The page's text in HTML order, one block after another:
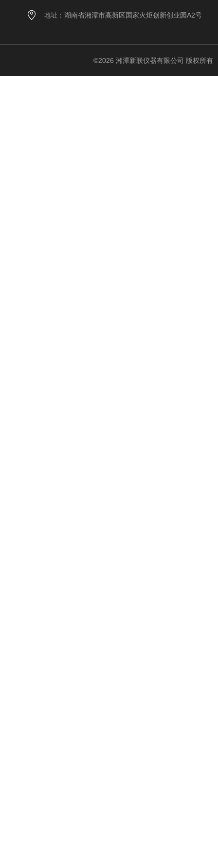
地址：湖南省湘潭市高新区国家火炬创新创业园A2号
©2026 湘潭新联仪器有限公司 版权所